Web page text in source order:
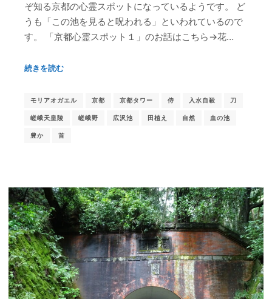
ぞ知る京都の心霊スポットになっているようです。 ど
うも「この池を見ると呪われる」といわれているので
す。 「京都心霊スポット１」のお話はこちら→花…
続きを読む
モリアオガエル 京都 京都タワー 侍 入水自殺 刀
嵯峨天皇陵 嵯峨野 広沢池 田植え 自然 血の池
豊か 首